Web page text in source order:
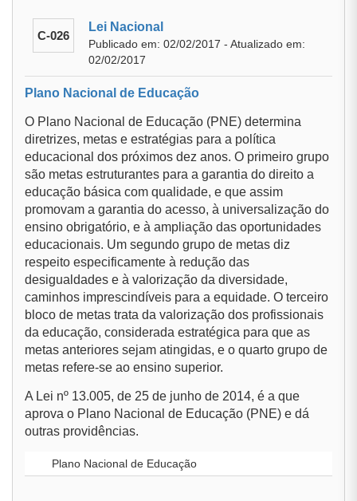
C-026
Lei Nacional
Publicado em: 02/02/2017 - Atualizado em:
02/02/2017
Plano Nacional de Educação
O Plano Nacional de Educação (PNE) determina
diretrizes, metas e estratégias para a política
educacional dos próximos dez anos. O primeiro grupo
são metas estruturantes para a garantia do direito a
educação básica com qualidade, e que assim
promovam a garantia do acesso, à universalização do
ensino obrigatório, e à ampliação das oportunidades
educacionais. Um segundo grupo de metas diz
respeito especificamente à redução das
desigualdades e à valorização da diversidade,
caminhos imprescindíveis para a equidade. O terceiro
bloco de metas trata da valorização dos profissionais
da educação, considerada estratégica para que as
metas anteriores sejam atingidas, e o quarto grupo de
metas refere-se ao ensino superior.
A Lei nº 13.005, de 25 de junho de 2014, é a que
aprova o Plano Nacional de Educação (PNE) e dá
outras providências.
Plano Nacional de Educação